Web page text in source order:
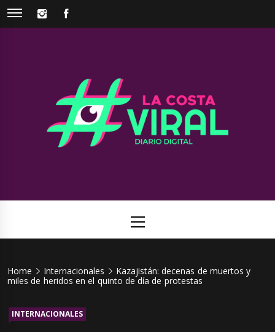
Skip
INSTAGRAM
Viral
Menu
Home Internacionales
Kazajistán: decenas de muertos y
miles de heridos en el quinto de día de protestas
INTERNACIONALES